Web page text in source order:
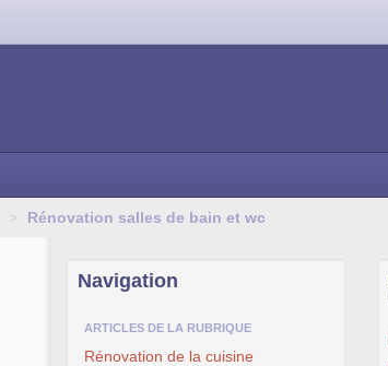
> Rénovation salles de bain et wc
Navigation
ARTICLES DE LA RUBRIQUE
Rénovation de la cuisine